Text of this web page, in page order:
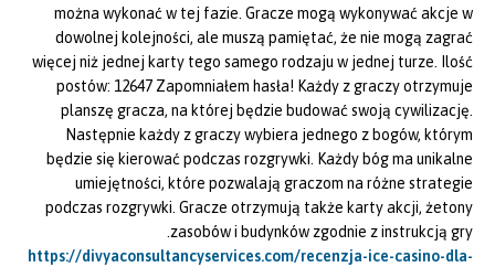
można wykonać w tej fazie. Gracze mogą wykonywać akcje w
dowolnej kolejności, ale muszą pamiętać, że nie mogą zagrać
więcej niż jednej karty tego samego rodzaju w jednej turze. Ilość
postów: 12647 Zapomniałem hasła! Każdy z graczy otrzymuje
planszę gracza, na której będzie budować swoją cywilizację.
Następnie każdy z graczy wybiera jednego z bogów, którym
będzie się kierować podczas rozgrywki. Każdy bóg ma unikalne
umiejętności, które pozwalają graczom na różne strategie
podczas rozgrywki. Gracze otrzymują także karty akcji, żetony
zasobów i budynków zgodnie z instrukcją gry.
https://divyaconsultancyservices.com/recenzja-ice-casino-dla-